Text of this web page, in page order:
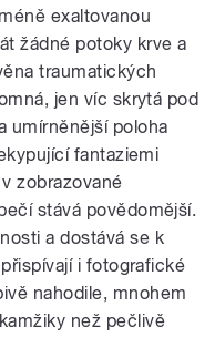
exaltovanou
žádné potoky krve a
traumatických
jen víc skrytá pod
umírněnější poloha
fantaziemi
zobrazované
stává povědomější.
a dostává se k
i fotografické
nahodile, mnohem
než pečlivě